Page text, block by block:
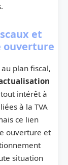
et
ouverture
plan fiscal,
intérêt à
à la TVA
ce lien
ouverture et
situation